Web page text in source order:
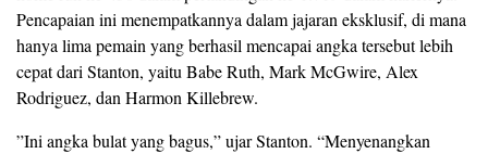
Pencapaian ini menempatkannya dalam jajaran eksklusif, di mana
hanya lima pemain yang berhasil mencapai angka tersebut lebih
cepat dari Stanton, yaitu Babe Ruth, Mark McGwire, Alex
Rodriguez, dan Harmon Killebrew.
​”Ini angka bulat yang bagus,” ujar Stanton. “Menyenangkan